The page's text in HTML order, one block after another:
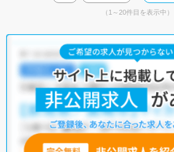
（1～20件目を表示中）